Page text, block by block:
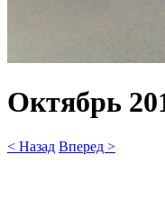
Октябрь
< Назад Вперед >